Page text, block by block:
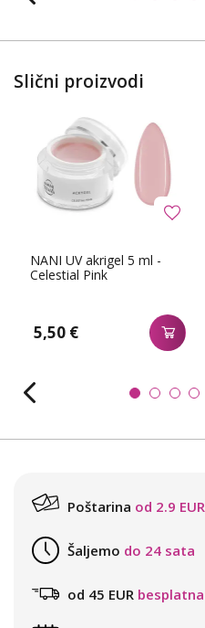
Slični proizvodi
NANI UV akrigel 5 ml -
Celestial Pink
5,50 €
Poštarina od 2.9 EUR
Šaljemo do 24 sata
od 45 EUR